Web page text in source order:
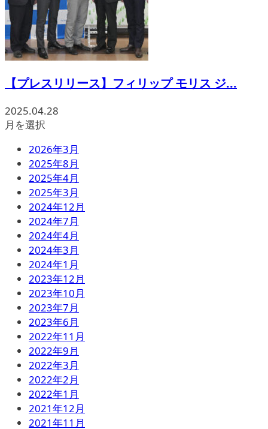
【プレスリリース】フィリップ モリス ジ...
2025.04.28
月を選択
2026年3月
2025年8月
2025年4月
2025年3月
2024年12月
2024年7月
2024年4月
2024年3月
2024年1月
2023年12月
2023年10月
2023年7月
2023年6月
2022年11月
2022年9月
2022年3月
2022年2月
2022年1月
2021年12月
2021年11月